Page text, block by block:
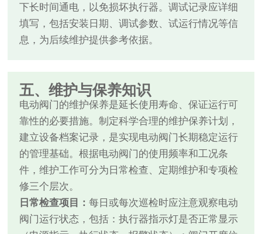
下长时间通电，以免损坏执行器。调试记录应详细
填写，包括安装日期、调试参数、试运行情况等信
息，为后续维护提供参考依据。
五、维护与保养知识
电动阀门的维护保养是延长使用寿命、保证运行可
靠性的必要措施。制定科学合理的维护保养计划，
建立设备档案记录，是实现电动阀门长期稳定运行
的管理基础。根据电动阀门的使用频率和工况条
件，维护工作可分为日常检查、定期维护和专项检
修三个层次。
日常检查项目：每日或每次巡检时应注意观察电动
阀门运行状态，包括：执行器指示灯是否正常显示